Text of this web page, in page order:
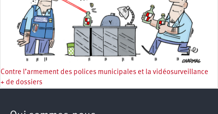
Contre l’armement des polices municipales et la vidéosurveillance
+ de dossiers